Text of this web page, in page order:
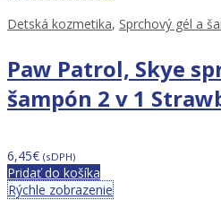
Detská kozmetika, Sprchový gél a
Paw Patrol, Skye
šampón 2 v 1
6,45€ (sDPH)
Pridať do košíka
Rýchle zobrazenie